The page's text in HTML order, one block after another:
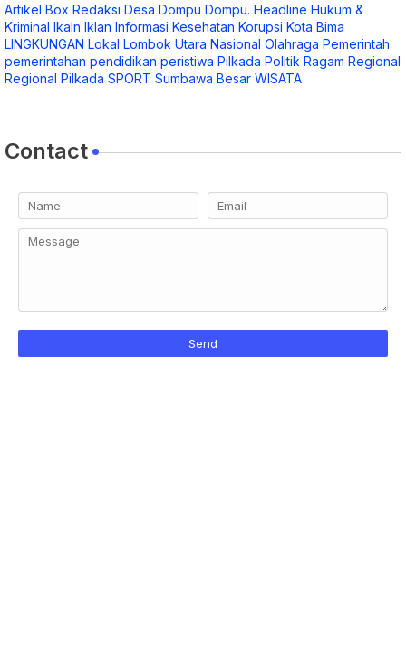
Artikel Box Redaksi Desa Dompu Dompu. Headline Hukum &
Kriminal Ikaln Iklan Informasi Kesehatan Korupsi Kota Bima
LINGKUNGAN Lokal Lombok Utara Nasional Olahraga Pemerintah
pemerintahan pendidikan peristiwa Pilkada Politik Ragam Regional
Regional Pilkada SPORT Sumbawa Besar WISATA
Contact